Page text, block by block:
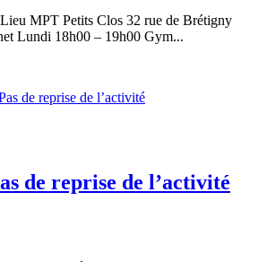
MPT Petits Clos 32 rue de Brétigny
Lundi 18h00 – 19h00 Gym...
de reprise de l’activité